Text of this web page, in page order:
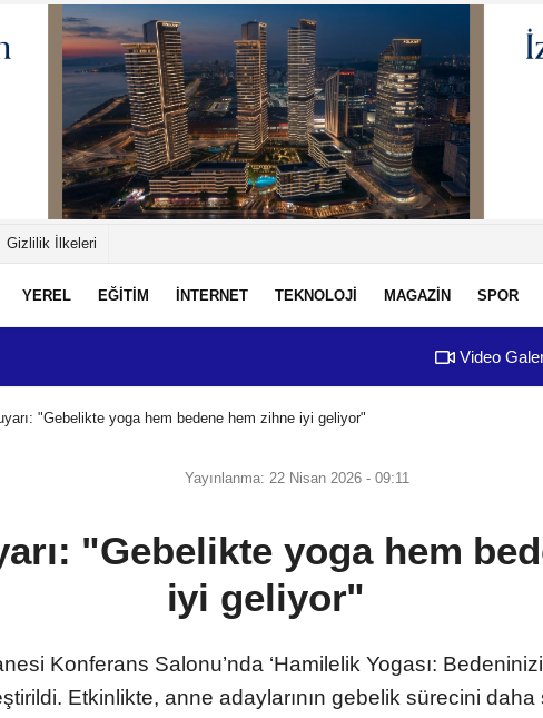
Gizlilik İlkeleri
YEREL EĞİTİM İNTERNET TEKNOLOJİ MAGAZİN SPOR
Video
"Gebelikte yoga hem bedene hem zihne iyi geliyor"
Yayınlanma: 22 Nisan 2026 - 09:11
"Gebelikte yoga hem
iyi geliyor"
Konferans Salonu’nda ‘Hamilelik Yogası:
Etkinlikte, anne adaylarının gebelik sürecini